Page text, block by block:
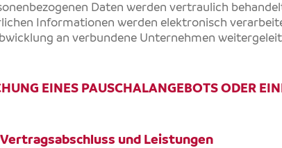
Daten werden vertraulich
Informationen werden elektronisch
an verbundene Unternehmen
EINES PAUSCHALANGEBOTS ODER
und Leistungen